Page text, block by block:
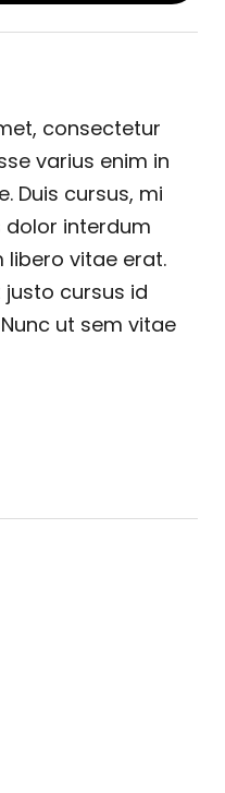
consectetur
varius enim in
Duis cursus, mi
dolor interdum
vitae erat.
cursus id
ut sem vitae